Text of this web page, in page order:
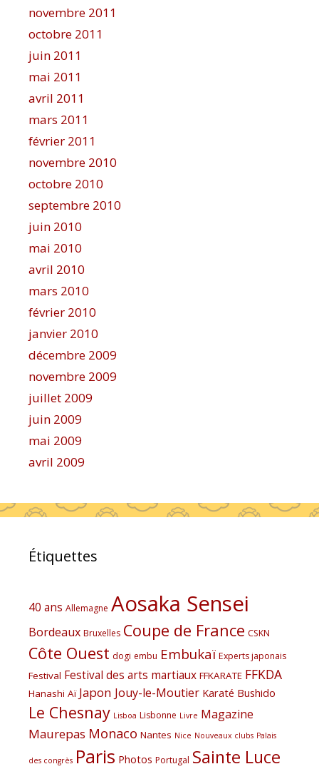
novembre 2011
octobre 2011
juin 2011
mai 2011
avril 2011
mars 2011
février 2011
novembre 2010
octobre 2010
septembre 2010
juin 2010
mai 2010
avril 2010
mars 2010
février 2010
janvier 2010
décembre 2009
novembre 2009
juillet 2009
juin 2009
mai 2009
avril 2009
Étiquettes
40 ans Allemagne Aosaka Sensei
Bordeaux Bruxelles Coupe de France CSKN
Côte Ouest dogi embu Embukaï Experts japonais
Festival Festival des arts martiaux FFKARATE FFKDA
Hanashi Aï Japon Jouy-le-Moutier Karaté Bushido
Le Chesnay Lisboa Lisbonne Livre Magazine
Maurepas Monaco Nantes Nice Nouveaux clubs Palais
des congrès Paris Photos Portugal Sainte Luce